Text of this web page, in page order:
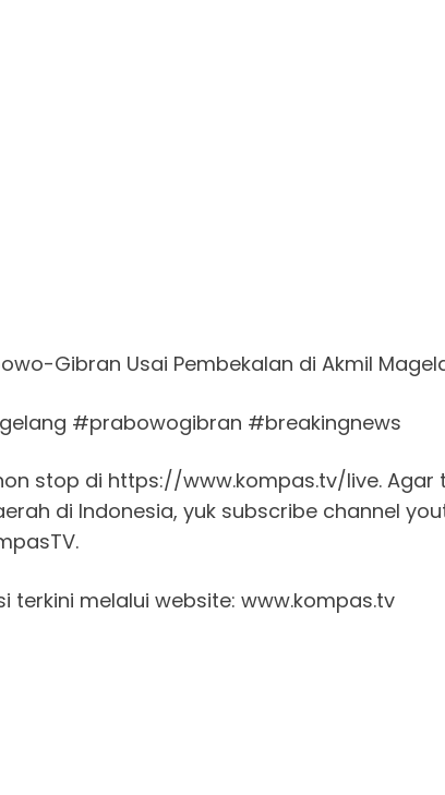
Gibran Usai Pembekalan di Akmil
#prabowogibran #breakingnews
stop di https://www.kompas.tv/live.
di Indonesia, yuk subscribe channel
melalui website: www.kompas.tv